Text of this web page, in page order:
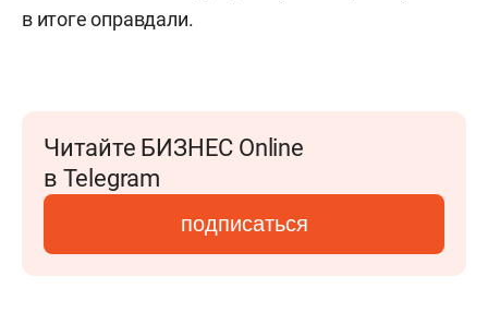
в итоге оправдали.
Читайте БИЗНЕС Online
в Telegram
подписаться